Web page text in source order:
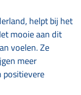
helpt bij het
mooie aan dit
voelen. Ze
meer